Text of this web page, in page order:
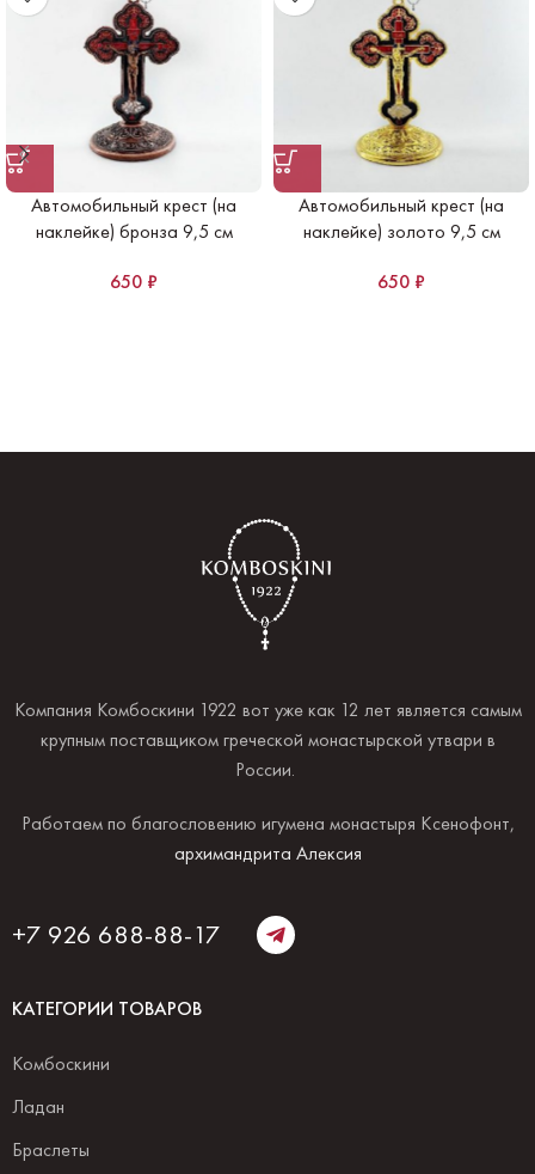
Автомобильный крест (на
наклейке) бронза 9,5 см
650 ₽
Автомобильный крест (на
наклейке) золото 9,5 см
650 ₽
Компания Комбоскини 1922 вот уже как 12 лет является самым
крупным поставщиком греческой монастырской утвари в
России.
Работаем по благословению игумена монастыря Ксенофонт,
архимандрита Алексия
+7 926 688-88-17
КАТЕГОРИИ ТОВАРОВ
Комбоскини
Ладан
Браслеты